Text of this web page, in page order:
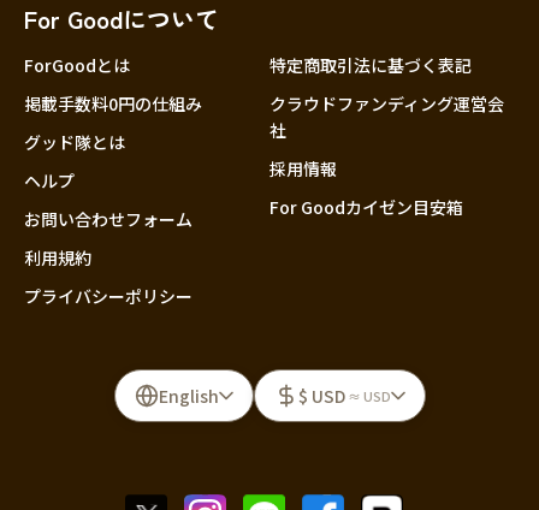
For Goodについて
ForGoodとは
掲載手数料0円の仕組み
グッド隊とは
ヘルプ
お問い合わせフォーム
利用規約
プライバシーポリシー
特定商取引法に基づく表記
クラウドファンディング運営会
社
採用情報
For Goodカイゼン目安箱
English $ USD ≈ USD